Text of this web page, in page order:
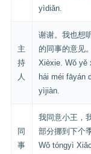
yìdiǎn.
主
持
人
谢谢。我也想
的同事的意见。
Xièxie. Wǒ yě
hái méi fāyán
yìjiàn.
同
事
我同意小王，
部分挪到下个
Wǒ tóngyì